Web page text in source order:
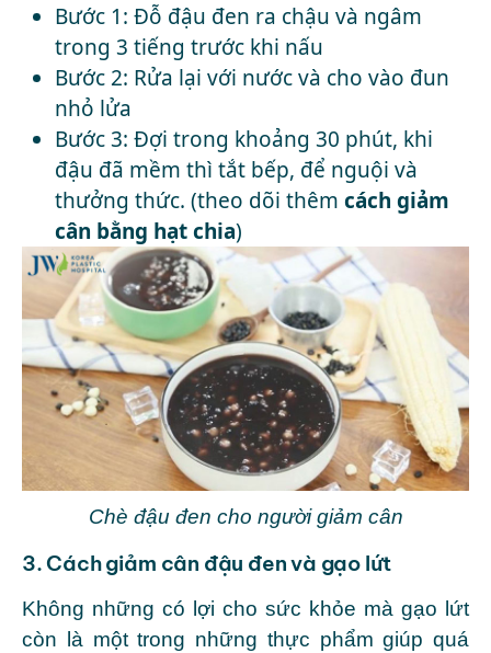
Bước 1: Đỗ đậu đen ra chậu và ngâm
trong 3 tiếng trước khi nấu
Bước 2: Rửa lại với nước và cho vào đun
nhỏ lửa
Bước 3: Đợi trong khoảng 30 phút, khi
đậu đã mềm thì tắt bếp, để nguội và
thưởng thức. (theo dõi thêm cách giảm
cân bằng hạt chia)
Chè đậu đen cho người giảm cân
3. Cách giảm cân đậu đen và gạo lứt
Không những có lợi cho sức khỏe mà gạo lứt
còn là một trong những thực phẩm giúp quá